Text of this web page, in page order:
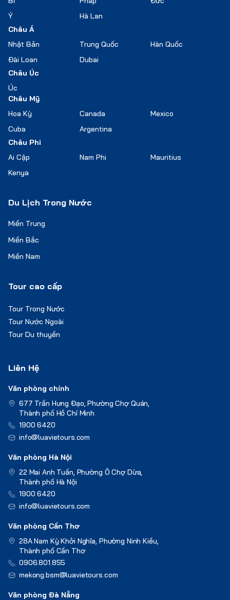
Ý
Hà Lan
Châu Á
Nhật Bản
Trung Quốc
Hàn Quốc
Đài Loan
Dubai
Châu Úc
Úc
Châu Mỹ
Hoa Kỳ
Canada
Mexico
Cuba
Argentina
Châu Phi
Ai Cập
Nam Phi
Mauritius
Kenya
Du Lịch Trong Nước
Miền Trung
Miền Bắc
Miền Nam
Tour cao cấp
Tour Trong Nước
Tour Nước Ngoài
Tour Du thuyền
Liên Hệ
Văn phòng chính
677 Trần Hưng Đạo, Phường Chợ Quán,
Thành phố Hồ Chí Minh
1900 6420
info@luavietours.com
Văn phòng Hà Nội
22 Mai Anh Tuấn, Phường Ô Chợ Dừa,
Thành phố Hà Nội
1900 6420
info@luavietours.com
Văn phòng Cần Thơ
28A Nam Kỳ Khởi Nghĩa, Phường Ninh Kiều,
Thành phố Cần Thơ
0906.801.855
mekong.bsm@luavietours.com
Văn phòng Đà Nẵng